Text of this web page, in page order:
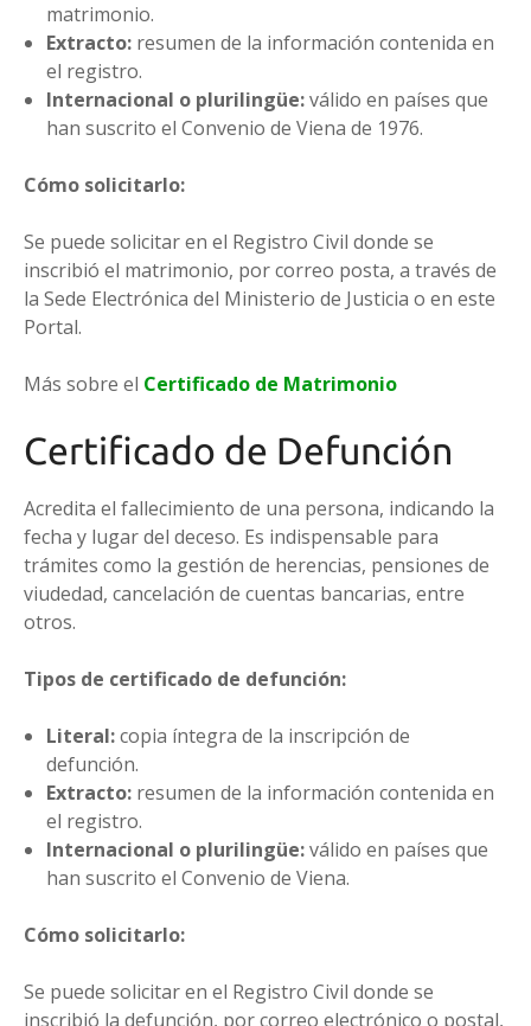
matrimonio.
Extracto: resumen de la información contenida en
el registro.
Internacional o plurilingüe:válido en países que
han suscrito el Convenio de Viena de 1976.
Cómo solicitarlo:
Se puede solicitar en el Registro Civil donde se
inscribió el matrimonio, por correo posta, a través de
la Sede Electrónica del Ministerio de Justicia o en este
Portal.
Más sobre el Certificado de Matrimonio
Certificado de Defunción
Acredita el fallecimiento de una persona, indicando la
fecha y lugar del deceso. Es indispensable para
trámites como la gestión de herencias, pensiones de
viudedad, cancelación de cuentas bancarias, entre
otros.
Tipos de certificado de defunción:
Literal:copia íntegra de la inscripción de
defunción.
Extracto: resumen de la información contenida en
el registro.
Internacional o plurilingüe:válido en países que
han suscrito el Convenio de Viena.
Cómo solicitarlo:
Se puede solicitar en el Registro Civil donde se
inscribió la defunción, por correo electrónico o postal,